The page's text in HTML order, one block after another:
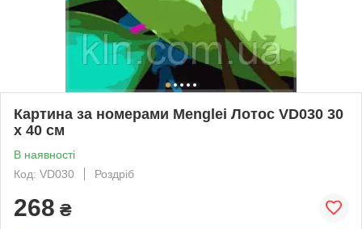
Картина за номерами Menglei Лотос VD030 30
х 40 см
В наявності
Код: VD030
Роздріб
268 ₴